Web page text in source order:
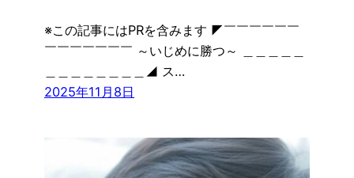
※この記事にはPRを含みます ◤￣￣￣￣￣￣
￣￣￣￣￣￣￣ ～いじめに勝つ～ ＿＿＿＿＿
＿＿＿＿＿＿＿＿◢ ス…
2025年11月8日